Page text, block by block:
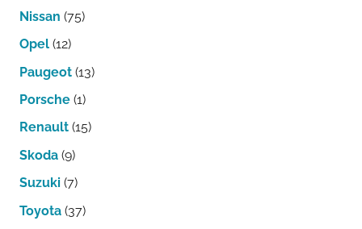
Nissan (75)
Opel (12)
Paugeot (13)
Porsche (1)
Renault (15)
Skoda (9)
Suzuki (7)
Toyota (37)